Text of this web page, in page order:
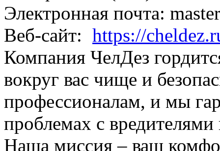
Электронная почта:
Веб-сайт: https://
Компания ЧелДез
вокруг вас чище и
профессионалам, и мы
проблемах с
Наша миссия – ваш